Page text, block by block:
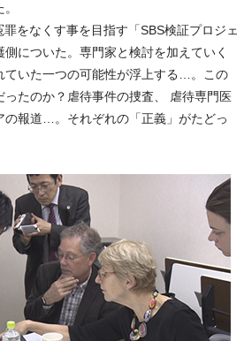
をなくす事を目指す「SBS検証プロジェ
についた。専門家と検討を加えていく
ていた一つの可能性が浮上する…。この
たのか？虐待事件の捜査、 虐待専門医
の報道…。それぞれの「正義」がたどっ